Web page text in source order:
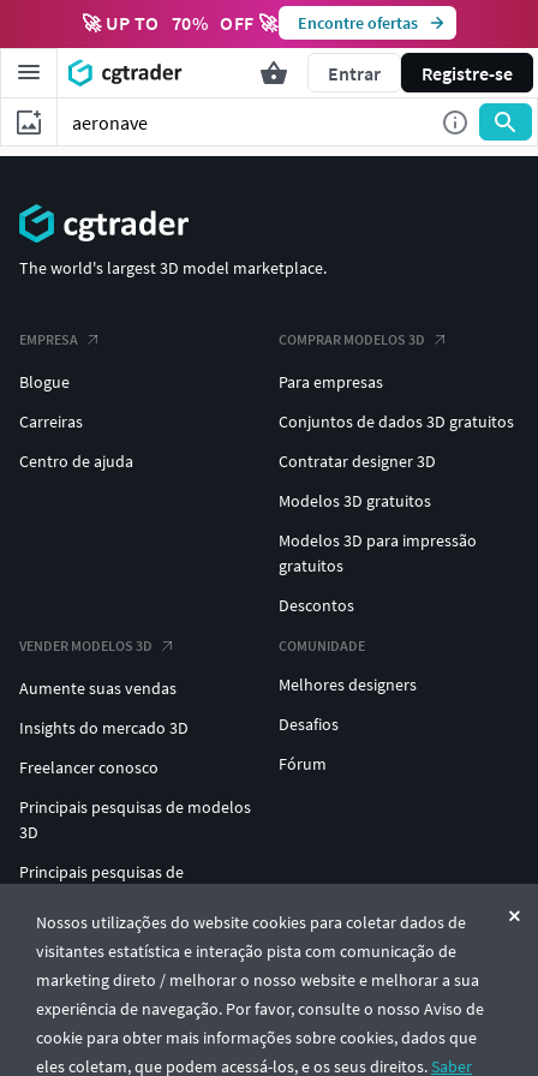
🚀 UP TO 70% OFF 🚀 Encontre ofertas
Entrar Registre-se
Nossos utilizações do website cookies para coletar dados de
visitantes estatística e interação pista com comunicação de
marketing direto / melhorar o nosso website e melhorar a sua
experiência de navegação. Por favor, consulte o nosso Aviso de
cookie para obter mais informações sobre cookies, dados que
eles coletam, que podem acessá-los, e os seus direitos. Saber
The world's largest 3D model marketplace.
EMPRESA
Blogue
Carreiras
Centro de ajuda
COMPRAR MODELOS 3D
Para empresas
Conjuntos de dados 3D gratuitos
Contratar designer 3D
Modelos 3D gratuitos
Modelos 3D para impressão
gratuitos
Descontos
VENDER MODELOS 3D
Aumente suas vendas
Insights do mercado 3D
Freelancer conosco
Principais pesquisas de modelos
3D
Principais pesquisas de
COMUNIDADE
Melhores designers
Desafios
Fórum
ENTERPRISE 3D AT SCALE
© CGTrader 2011-2026
UAB CGTrader, Antakalnio st. 17, Vilnius, Lithuania
Termos e CondiçõesPrivacidade🇵🇹 Português